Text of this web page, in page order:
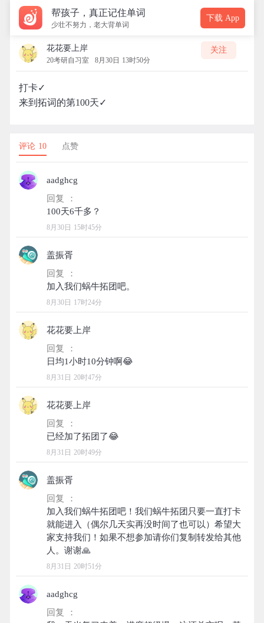
帮孩子，真正记住单词
少壮不努力，老大背单词
下载 App
花花要上岸
20考研自习室 8月30日 13时50分
关注
打卡✓
来到拓词的第100天✓
评论 10 点赞
aadghcg
回复 ：
8月30日 15时45分
盖振胥
回复 ：
8月30日 17时24分
花花要上岸
回复 ：
8月31日 20时47分
花花要上岸
回复 ：
8月31日 20时49分
盖振胥
回复 ：
加入我们蜗牛拓团吧！我们蜗牛拓团只要一直打卡
就能进入（偶尔几天实再没时间了也可以）希望大
家支持我们！如果不想参加请你们复制转发给其他
8月31日 20时51分
aadghcg
回复 ：